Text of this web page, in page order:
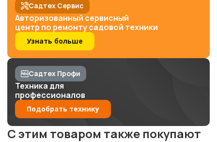
Садтех Сервис
Авторизованный сервисный
центр по ремонту садовой техники
Узнать больше
Садтех Профи
Техника для
профессионалов
Подобрать технику
C этим товаром также покупают